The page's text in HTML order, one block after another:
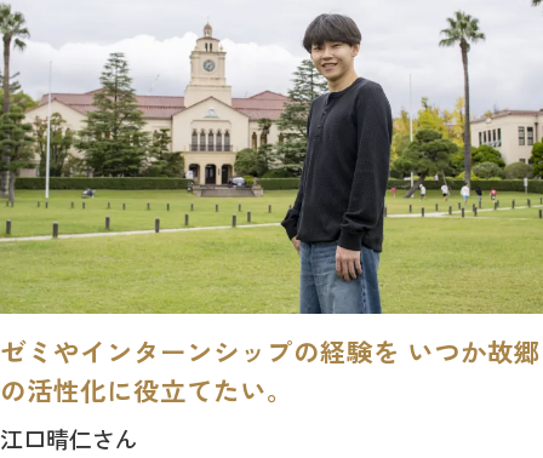
ゼミやインターンシップの経験を いつか故郷
の活性化に役立てたい。
江口晴仁さん